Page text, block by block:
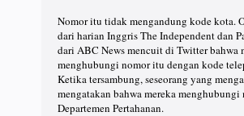
Nomor itu tidak mengandung kode kota.
dari harian Inggris The Independent dan
dari ABC News mencuit di Twitter bahwa
menghubungi nomor itu dengan kode
Ketika tersambung, seseorang yang
mengatakan bahwa mereka menghubungi
Departemen Pertahanan.